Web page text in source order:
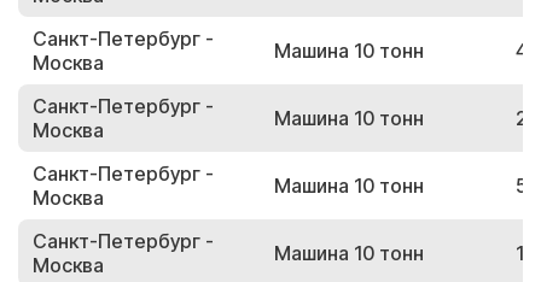
Санкт-Петербург -
Москва
Машина 10 тонн
Санкт-Петербург -
Москва
Машина 10 тонн
Санкт-Петербург -
Москва
Машина 10 тонн
Санкт-Петербург -
Москва
Машина 10 тонн